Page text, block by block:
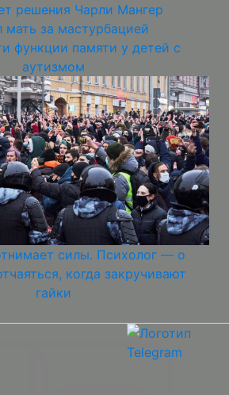
решения Чарли Мангер
мать за мастурбацией
функции памяти у детей с
аутизмом
силы. Психолог — о
когда закручивают
гайки